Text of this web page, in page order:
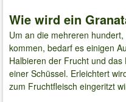
Wie wird ein
Um an die mehreren
kommen, bedarf es einigen
Halbieren der Frucht und
einer Schüssel. Erleichtert
zum Fruchtfleisch eingeritzt